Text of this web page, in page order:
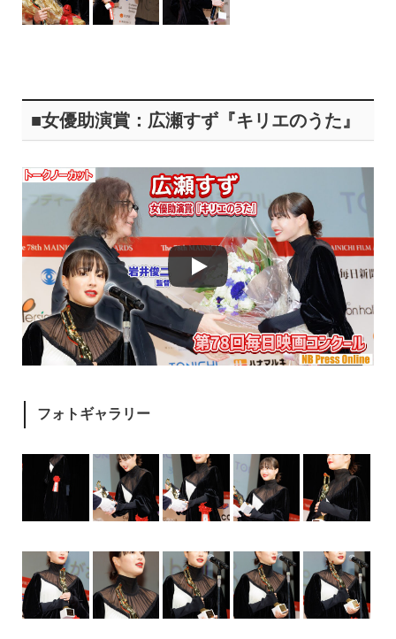
■女優助演賞：広瀬すず『キリエのうた』
フォトギャラリー